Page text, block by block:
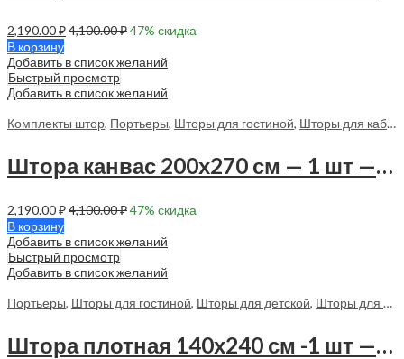
2,190.00₽4,100.00₽47% скидка
В корзину
Добавить в список желаний
Быстрый просмотр
Добавить в список желаний
Комплекты штор, Портьеры, Шторы для гостиной, Шторы для кабинета
Штора канвас 200х270 см — 1 шт — 70118 в спальню, в гостиную
2,190.00₽4,100.00₽47% скидка
В корзину
Добавить в список желаний
Быстрый просмотр
Добавить в список желаний
Портьеры, Шторы для гостиной, Шторы для детской, Шторы для спальни
Штора плотная 140х240 см -1 шт — 70151 в спальню, в гостиную